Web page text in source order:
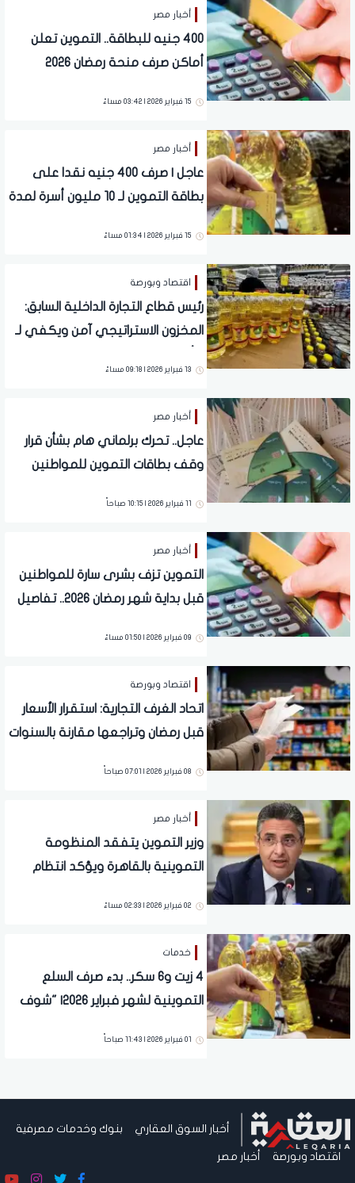
أخبار مصر
400 جنيه للبطاقة.. التموين تعلن
أماكن صرف منحة رمضان 2026
15 فبراير 2026 | 03:42 مساءً
أخبار مصر
عاجل | صرف 400 جنيه نقدا على
بطاقة التموين لـ 10 مليون أسرة لمدة
15 فبراير 2026 | 01:34 مساءً
اقتصاد وبورصة
​رئيس قطاع التجارة الداخلية السابق:
المخزون الاستراتيجي آمن ويكفي لـ
13 فبراير 2026 | 09:18 مساءً
أخبار مصر
عاجل.. تحرك برلماني هام بشأن قرار
وقف بطاقات التموين للمواطنين
11 فبراير 2026 | 10:15 صباحاً
أخبار مصر
التموين تزف بشرى سارة للمواطنين
قبل بداية شهر رمضان 2026.. تفاصيل
09 فبراير 2026 | 01:50 مساءً
اقتصاد وبورصة
اتحاد الغرف التجارية: استقرار الأسعار
قبل رمضان وتراجعها مقارنة بالسنوات
08 فبراير 2026 | 07:01 صباحاً
أخبار مصر
وزير التموين يتفقد المنظومة
التموينية بالقاهرة ويؤكد انتظام
02 فبراير 2026 | 02:33 مساءً
خدمات
4 زيت و6 سكر.. بدء صرف السلع
التموينية لشهر فبراير 2026| "شوف
01 فبراير 2026 | 11:43 صباحاً
أخبار السوق العقاري بنوك وخدمات مصرفية
اقتصاد وبورصة أخبار مصر